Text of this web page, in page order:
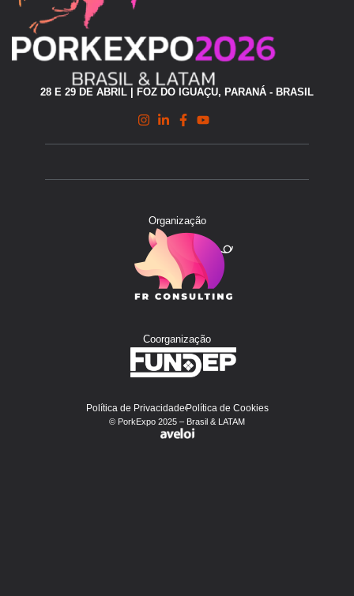
28 E 29 DE ABRIL | FOZ DO IGUAÇU, PARANÁ - BRASIL
Organização
Coorganização
Política de PrivacidadePolítica de Cookies
© PorkExpo 2025 – Brasil & LATAM